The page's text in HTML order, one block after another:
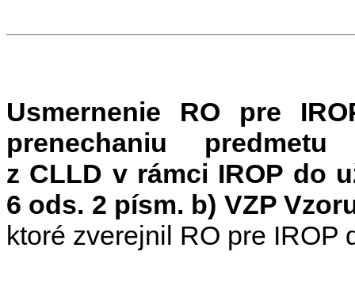
Usmernenie RO pre
prenechaniu predmetu
z CLLD v rámci IROP do
6 ods. 2 písm. b) VZP
ktoré zverejnil RO pre IROP